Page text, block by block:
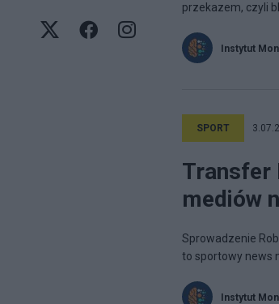
przekazem, czyli
Instytut
SPORT
Transfer
mediów
Sprowadzenie
to sportowy news
Instytut